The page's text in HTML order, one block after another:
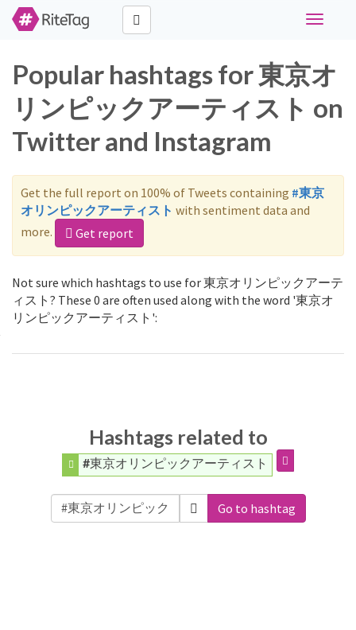
Toggle
Popular hashtags for 東京オ
リンピックアーティスト on
Twitter and Instagram
Get the full report on 100% of Tweets containing #東京
オリンピックアーティスト with sentiment data and
more.
Get report
Not sure which hashtags to use for 東京オリンピックアーテ
ィスト? These 0 are often used along with the word '東京オ
リンピックアーティスト':
Hashtags related to
#東京オリンピックアーティスト
Go to hashtag